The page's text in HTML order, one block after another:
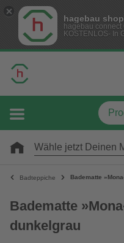
hagebau shop
hagebau connect
KOSTENLOS- In
Wähle jetzt Deinen
Badteppiche Badematte
Badematte
dunkelgrau